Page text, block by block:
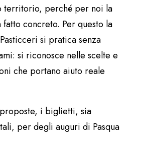
territorio, perché per noi la
concreto. Per questo la
si pratica senza
si riconosce nelle scelte e
che portano aiuto reale
i biglietti, sia
per degli auguri di Pasqua